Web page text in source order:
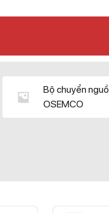
Bộ chuyển
OSEMCO